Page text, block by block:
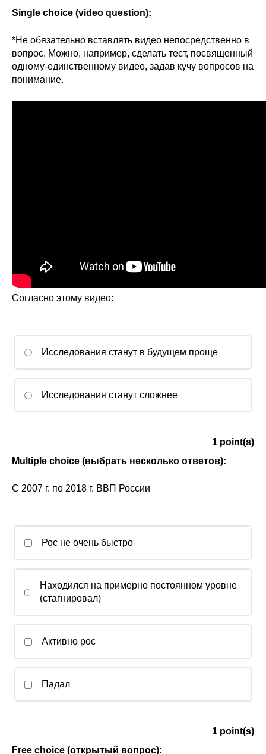
Single choice (video question):
*Не обязательно вставлять видео непосредственно в
вопрос. Можно, например, сделать тест, посвященный
одному-единственному видео, задав кучу вопросов на
понимание.
Согласно этому видео:
Исследования станут в будущем проще
Исследования станут сложнее
1 point(s)
Multiple choice (выбрать несколько ответов):
С 2007 г. по 2018 г. ВВП России
Рос не очень быстро
Находился на примерно постоянном уровне
(стагнировал)
Активно рос
Падал
1 point(s)
Free choice (открытый вопрос):